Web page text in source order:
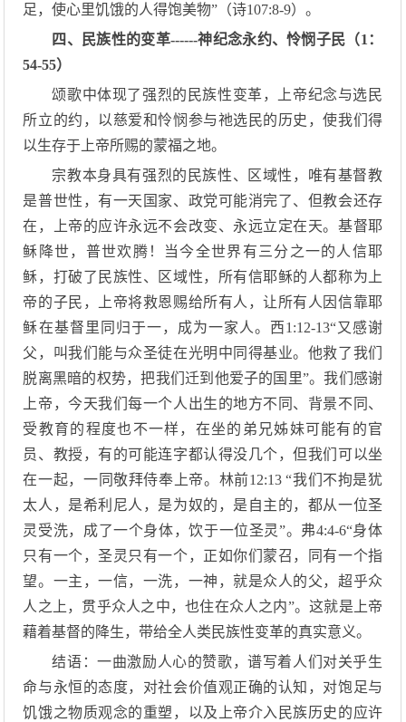
足，使心里饥饿的人得饱美物”（诗107:8-9）。
四、民族性的变革------神纪念永约、怜悯子民（1：
54-55）
颂歌中体现了强烈的民族性变革，上帝纪念与选民
所立的约，以慈爱和怜悯参与祂选民的历史，使我们得
以生存于上帝所赐的蒙福之地。
宗教本身具有强烈的民族性、区域性，唯有基督教
是普世性，有一天国家、政党可能消完了、但教会还存
在，上帝的应许永远不会改变、永远立定在天。基督耶
稣降世，普世欢腾！当今全世界有三分之一的人信耶
稣，打破了民族性、区域性，所有信耶稣的人都称为上
帝的子民，上帝将救恩赐给所有人，让所有人因信靠耶
稣在基督里同归于一，成为一家人。西1:12-13“又感谢
父，叫我们能与众圣徒在光明中同得基业。他救了我们
脱离黑暗的权势，把我们迁到他爱子的国里”。我们感谢
上帝，今天我们每一个人出生的地方不同、背景不同、
受教育的程度也不一样，在坐的弟兄姊妹可能有的官
员、教授，有的可能连字都认得没几个，但我们可以坐
在一起，一同敬拜侍奉上帝。林前12:13 “我们不拘是犹
太人，是希利尼人，是为奴的，是自主的，都从一位圣
灵受洗，成了一个身体，饮于一位圣灵”。弗4:4-6“身体
只有一个，圣灵只有一个，正如你们蒙召，同有一个指
望。一主，一信，一洗，一神，就是众人的父，超乎众
人之上，贯乎众人之中，也住在众人之内”。这就是上帝
藉着基督的降生，带给全人类民族性变革的真实意义。
结语：一曲激励人心的赞歌，谱写着人们对关乎生
命与永恒的态度，对社会价值观正确的认知，对饱足与
饥饿之物质观念的重塑，以及上帝介入民族历史的应许